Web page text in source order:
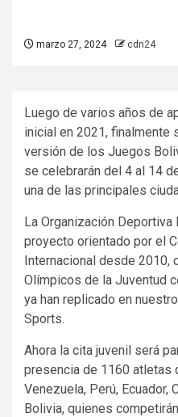
marzo 27, 2024 cdn24
Luego de varios años de
inicial en 2021, finalmente
versión de los Juegos
se celebrarán del 4 al 14
una de las principales
La Organización Deportiva
proyecto orientado por el
Internacional desde 2010,
Olímpicos de la Juventud
ya han replicado en
Sports.
Ahora la cita juvenil será
presencia de 1160 atletas
Venezuela, Perú, Ecuador,
Bolivia, quienes